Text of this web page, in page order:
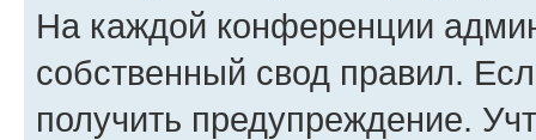
На каждой конференции
собственный свод правил.
получить предупреждение.